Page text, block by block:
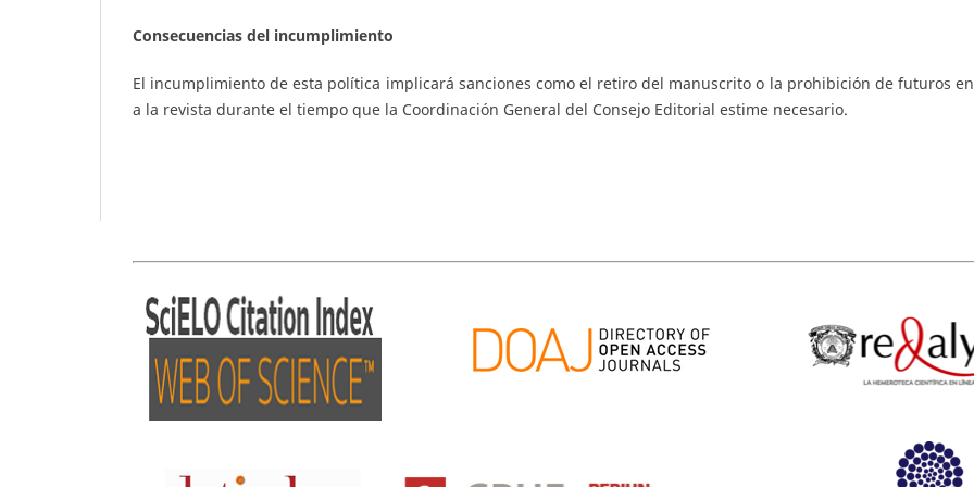
Consecuencias del incumplimiento
El incumplimiento de esta política implicará sanciones como el retiro del manuscrito o la prohibición de futuros
a la revista durante el tiempo que la Coordinación General del Consejo Editorial estime necesario.